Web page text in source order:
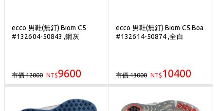
ecco 男鞋(無釘) Biom C5
#132604-50843 ,鋼灰
市價 12000 NT$9600
ecco 男鞋(無釘) Biom C5 Boa
#132614-50874 ,全白
市價 13000 NT$ 10400